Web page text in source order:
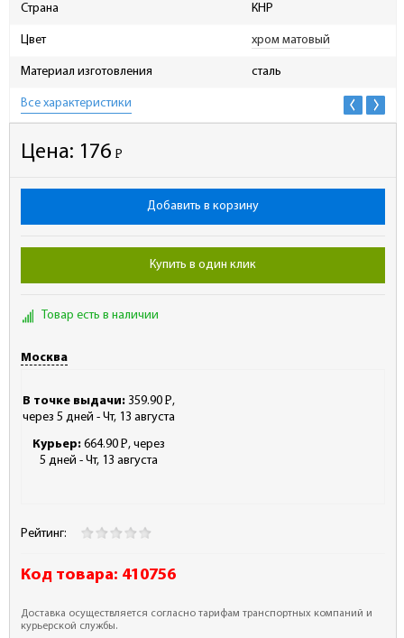
Страна КНР
Цвет хром матовый
Материал изготовления сталь
Все характеристики
Цена: 176 Р
-
Добавить в корзину
Купить в один клик
Товар есть в наличии
Москва
В точке выдачи: 359.90 Р
- ,
через 5 дней - Чт, 13 августа
Курьер: 664.90 Р
- , через
5 дней - Чт, 13 августа
Рейтинг:
Код товара: 410756
Доставка осуществляется согласно тарифам транспортных компаний и
курьерской службы.